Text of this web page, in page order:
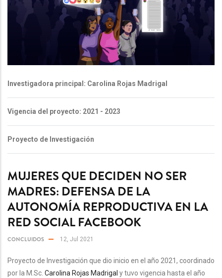
Investigadora principal: Carolina Rojas Madrigal
Vigencia del proyecto: 2021 - 2023
Proyecto de Investigación
MUJERES QUE DECIDEN NO SER
MADRES: DEFENSA DE LA
AUTONOMÍA REPRODUCTIVA EN LA
RED SOCIAL FACEBOOK
CONCLUIDOS 12, Jul 2021
Proyecto de Investigación que dio inicio en el año 2021, coordinado
por la M.Sc. Carolina Rojas Madrigal y tuvo vigencia hasta el año